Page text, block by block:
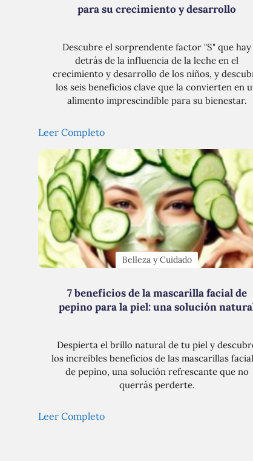
para su crecimiento y desarrollo
Descubre el sorprendente factor "S" que hay
detrás de la influencia de la leche en el
crecimiento y desarrollo de los niños, y
los seis beneficios clave que la convierten en
alimento imprescindible para su bienestar.
Leer Completo
Belleza y Cuidado
7 beneficios de la mascarilla facial de
pepino para la piel: una solución
Despierta el brillo natural de tu piel y
los increíbles beneficios de las mascarillas
de pepino, una solución refrescante que no
querrás perderte.
Leer Completo